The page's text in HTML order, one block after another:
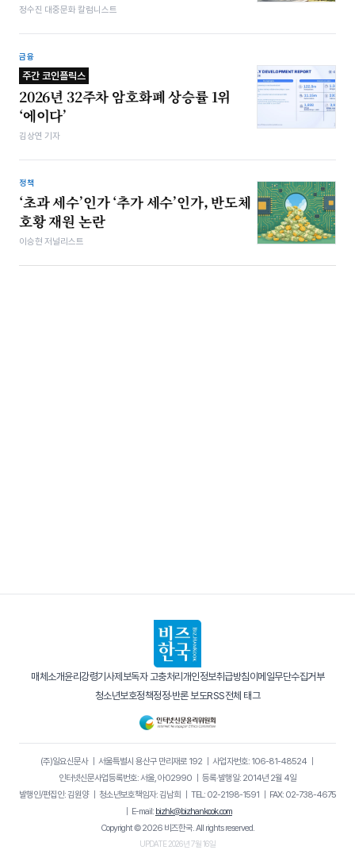
정수진 대중문화 칼럼니스트
금융
주간 코인플릭스
2026년 32주차 암호화폐 상승률 1위
‘에이다’
김상연 기자
정책
‘초과 세수’인가 ‘추가 세수’인가, 반도체
호황 재원 논란
이승현 저널리스트
매체소개윤리강령기사제보독자 고충처리 개인정보취급방침이메일무단수집거부
청소년보호정책정정·반론 보도RSS전체 태그
(주)일요신문사｜ 서울특별시 용산구 만리재로 192｜ 사업자번호: 106-81-48524｜
인터넷신문사업등록번호: 서울, 아02990
등록·발행일: 2014년 2월 4일
발행인/편집인: 김원양｜ 청소년보호책임자: 김남희 TEL: 02-2198-1591
FAX: 02-738-4675
E-mail: bizhk@bizhankook.com
Copyright © 2026 비즈한국. All rights reserved.
UPDATE 2026년 7월 16일